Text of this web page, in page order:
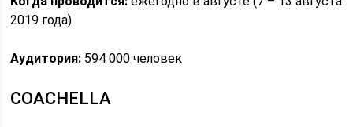
2019 года)
Аудитория: 594 000 человек
COACHELLA